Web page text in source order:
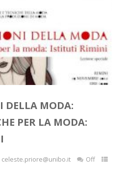
DELLA MODA:
PER LA MODA:
celeste.priore@unibo.it
Off